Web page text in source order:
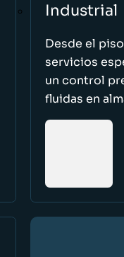
Industrial
Desde el
servicios
un control
fluidas en